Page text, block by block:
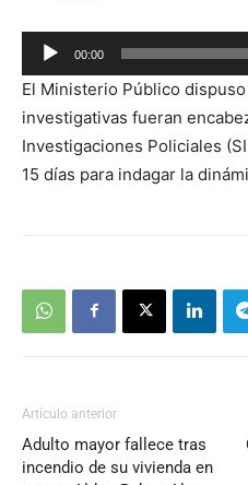
Reproductor
de
audio
00:00
El Ministerio Público
investigativas fueran
Investigaciones Policiales
15 días para indagar la
Artículo anterior
Adulto mayor fallece tras
incendio de su vivienda en